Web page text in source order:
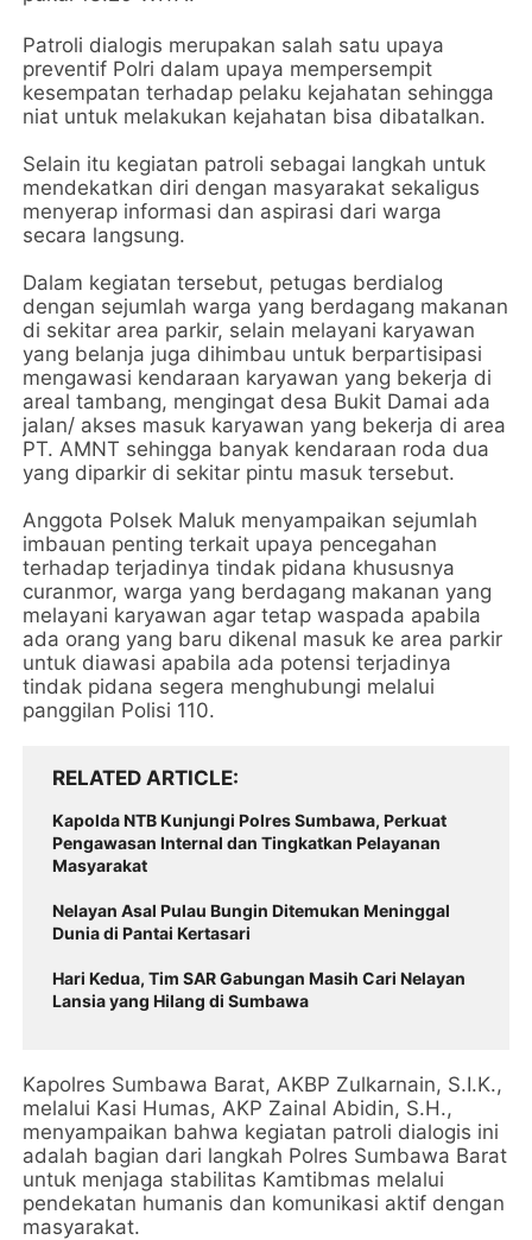
Patroli dialogis merupakan salah satu upaya
preventif Polri dalam upaya mempersempit
kesempatan terhadap pelaku kejahatan sehingga
niat untuk melakukan kejahatan bisa dibatalkan.
Selain itu kegiatan patroli sebagai langkah untuk
mendekatkan diri dengan masyarakat sekaligus
menyerap informasi dan aspirasi dari warga
secara langsung.
Dalam kegiatan tersebut, petugas berdialog
dengan sejumlah warga yang berdagang makanan
di sekitar area parkir, selain melayani karyawan
yang belanja juga dihimbau untuk berpartisipasi
mengawasi kendaraan karyawan yang bekerja di
areal tambang, mengingat desa Bukit Damai ada
jalan/ akses masuk karyawan yang bekerja di area
PT. AMNT sehingga banyak kendaraan roda dua
yang diparkir di sekitar pintu masuk tersebut.
Anggota Polsek Maluk menyampaikan sejumlah
imbauan penting terkait upaya pencegahan
terhadap terjadinya tindak pidana khususnya
curanmor, warga yang berdagang makanan yang
melayani karyawan agar tetap waspada apabila
ada orang yang baru dikenal masuk ke area parkir
untuk diawasi apabila ada potensi terjadinya
tindak pidana segera menghubungi melalui
panggilan Polisi 110.
RELATED ARTICLE
Kapolda NTB Kunjungi Polres Sumbawa, Perkuat
Pengawasan Internal dan Tingkatkan Pelayanan
Masyarakat
Nelayan Asal Pulau Bungin Ditemukan Meninggal
Dunia di Pantai Kertasari
Hari Kedua, Tim SAR Gabungan Masih Cari Nelayan
Lansia yang Hilang di Sumbawa
Kapolres Sumbawa Barat, AKBP Zulkarnain, S.I.K.,
melalui Kasi Humas, AKP Zainal Abidin, S.H.,
menyampaikan bahwa kegiatan patroli dialogis ini
adalah bagian dari langkah Polres Sumbawa Barat
untuk menjaga stabilitas Kamtibmas melalui
pendekatan humanis dan komunikasi aktif dengan
masyarakat.